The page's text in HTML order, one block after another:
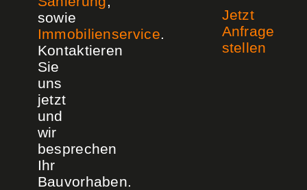
sowie
Immobilienservice.
Kontaktieren
Sie
uns
jetzt
und
wir
besprechen
Ihr
Bauvorhaben.
Jetzt
Anfrage
stellen